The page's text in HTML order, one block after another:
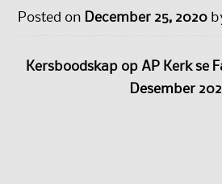
Posted on December 25, 2020
Kersboodskap op AP Kerk se
Desember